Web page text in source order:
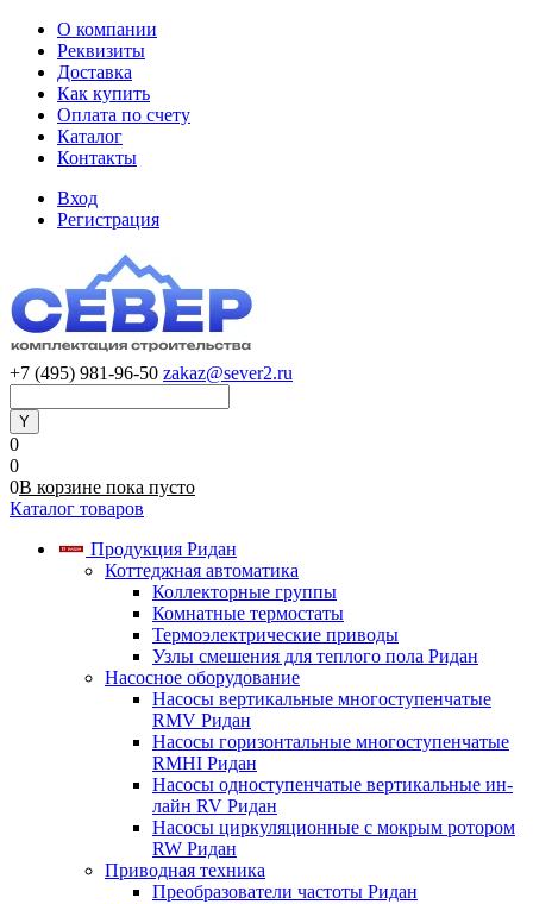
О компании
Реквизиты
Доставка
Как купить
Оплата по счету
Каталог
Контакты
Вход
Регистрация
+7 (495) 981-96-50 zakaz@sever2.ru
0
0
0В корзине пока пусто
Каталог товаров
Продукция Ридан
Коттеджная автоматика
Коллекторные группы
Комнатные термостаты
Термоэлектрические приводы
Узлы смешения для теплого пола Ридан
Насосное оборудование
Насосы вертикальные многоступенчатые
RMV Ридан
Насосы горизонтальные многоступенчатые
RMHI Ридан
Насосы одноступенчатые вертикальные ин-
лайн RV Ридан
Насосы циркуляционные с мокрым ротором
RW Ридан
Приводная техника
Преобразователи частоты Ридан